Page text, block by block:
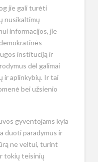
jie gali turėti
nusikaltimų
informacijos, jie
instituciją ir
dėl galimai
ir aplinkybių. Ir tai
bei užsienio
gyventojams kyla
duoti paradymus ir
ne veltui, turint
tokių teisinių